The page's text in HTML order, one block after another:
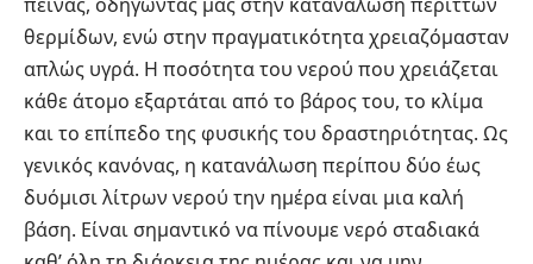
θερμίδων, ενώ στην πραγματικότητα χρειαζόμασταν
απλώς υγρά. Η ποσότητα του νερού που χρειάζεται
κάθε άτομο εξαρτάται από το βάρος του, το κλίμα
και το επίπεδο της φυσικής του δραστηριότητας. Ως
γενικός κανόνας, η κατανάλωση περίπου δύο έως
δυόμισι λίτρων νερού την ημέρα είναι μια καλή
βάση. Είναι σημαντικό να πίνουμε νερό σταδιακά